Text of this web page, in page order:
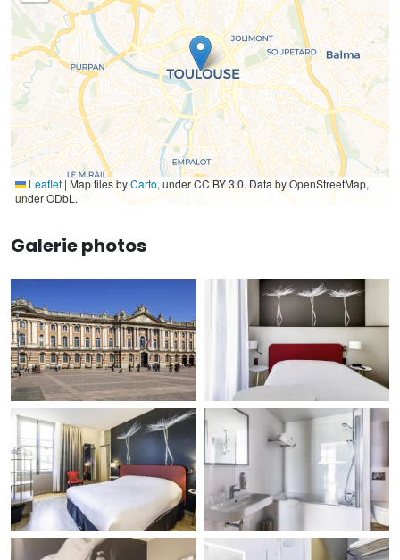
Leaflet | Map tiles byCarto, under CC BY 3.0. Data by OpenStreetMap,
under ODbL.
Galerie photos